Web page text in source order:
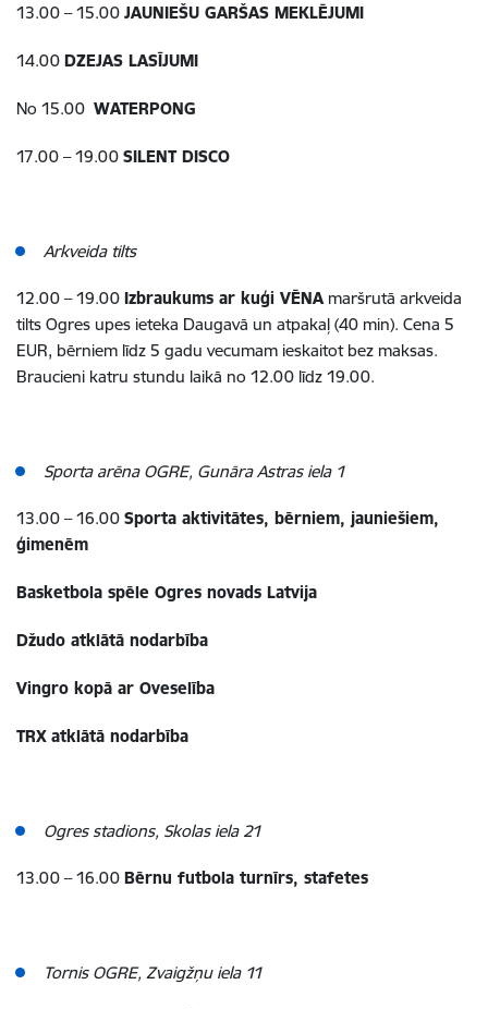
13.00 – 15.00 JAUNIEŠU GARŠAS MEKLĒJUMI
14.00 DZEJAS LASĪJUMI
No 15.00 WATERPONG
17.00 – 19.00 SILENT DISCO
Arkveida tilts
12.00 – 19.00 Izbraukums ar kuģi VĒNA maršrutā arkveida
tilts Ogres upes ieteka Daugavā un atpakaļ (40 min). Cena 5
EUR, bērniem līdz 5 gadu vecumam ieskaitot bez maksas.
Braucieni katru stundu laikā no 12.00 līdz 19.00.
Sporta arēna OGRE, Gunāra Astras iela 1
13.00 – 16.00 Sporta aktivitātes, bērniem, jauniešiem,
ģimenēm
Basketbola spēle Ogres novads Latvija
Džudo atklātā nodarbība
Vingro kopā ar Oveselība
TRX atklātā nodarbība
Ogres stadions, Skolas iela 21
13.00 – 16.00 Bērnu futbola turnīrs, stafetes
Tornis OGRE, Zvaigžņu iela 11